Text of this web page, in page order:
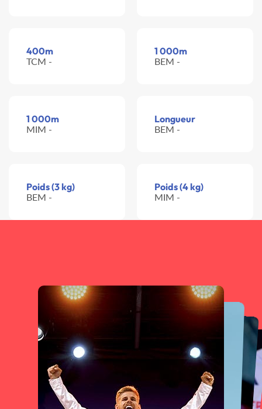
400m
TCM -
1 000m
BEM -
1 000m
MIM -
Longueur
BEM -
Poids (3 kg)
BEM -
Poids (4 kg)
MIM -